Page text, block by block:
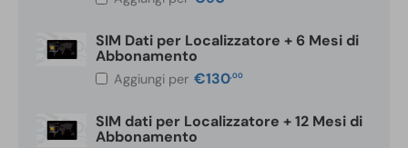
SIM Dati per Localizzatore + 6 Mesi di
Abbonamento
Aggiungi per €130,00
SIM dati per Localizzatore + 12 Mesi di
Abbonamento